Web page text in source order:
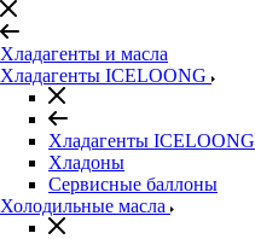
Хладагенты и масла
Хладагенты ICELOONG
Хладагенты ICELOONG
Хладоны
Сервисные баллоны
Холодильные масла